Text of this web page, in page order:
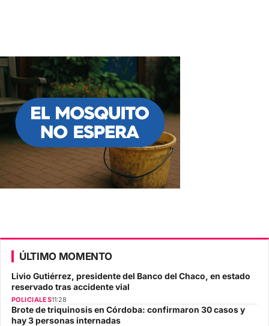
ÚLTIMO MOMENTO
Livio Gutiérrez, presidente del Banco del Chaco, en estado
reservado tras accidente vial
POLICIALES11:28
Brote de triquinosis en Córdoba: confirmaron 30 casos y
hay 3 personas internadas